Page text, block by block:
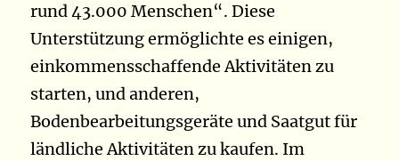
rund 43.000 Menschen“. Diese
Unterstützung ermöglichte es einigen,
einkommensschaffende Aktivitäten zu
starten, und anderen,
Bodenbearbeitungsgeräte und Saatgut für
ländliche Aktivitäten zu kaufen. Im